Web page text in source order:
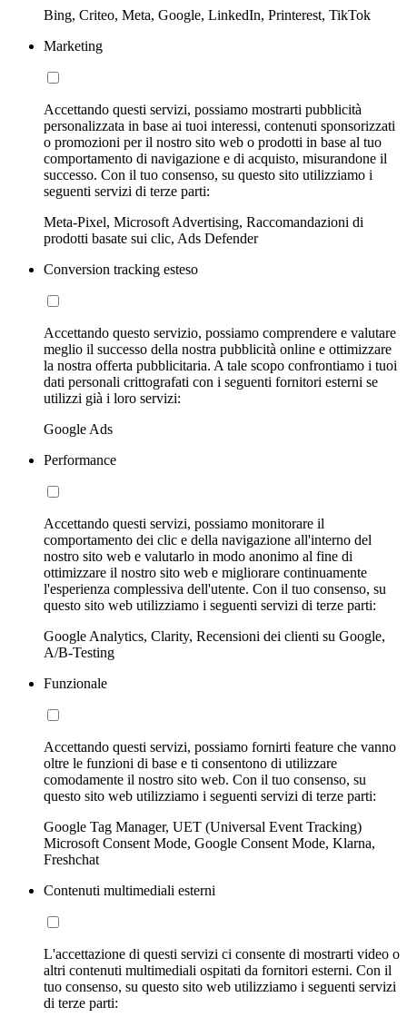
Bing, Criteo, Meta, Google, LinkedIn, Printerest, TikTok
Marketing
Accettando questi servizi, possiamo mostrarti pubblicità
personalizzata in base ai tuoi interessi, contenuti sponsorizzati
o promozioni per il nostro sito web o prodotti in base al tuo
comportamento di navigazione e di acquisto, misurandone il
successo. Con il tuo consenso, su questo sito utilizziamo i
seguenti servizi di terze parti:
Meta-Pixel, Microsoft Advertising, Raccomandazioni di
prodotti basate sui clic, Ads Defender
Conversion tracking esteso
Accettando questo servizio, possiamo comprendere e valutare
meglio il successo della nostra pubblicità online e ottimizzare
la nostra offerta pubblicitaria. A tale scopo confrontiamo i tuoi
dati personali crittografati con i seguenti fornitori esterni se
utilizzi già i loro servizi:
Google Ads
Performance
Accettando questi servizi, possiamo monitorare il
comportamento dei clic e della navigazione all'interno del
nostro sito web e valutarlo in modo anonimo al fine di
ottimizzare il nostro sito web e migliorare continuamente
l'esperienza complessiva dell'utente. Con il tuo consenso, su
questo sito web utilizziamo i seguenti servizi di terze parti:
Google Analytics, Clarity, Recensioni dei clienti su Google,
A/B-Testing
Funzionale
Accettando questi servizi, possiamo fornirti feature che vanno
oltre le funzioni di base e ti consentono di utilizzare
comodamente il nostro sito web. Con il tuo consenso, su
questo sito web utilizziamo i seguenti servizi di terze parti:
Google Tag Manager, UET (Universal Event Tracking)
Microsoft Consent Mode, Google Consent Mode, Klarna,
Freshchat
Contenuti multimediali esterni
L'accettazione di questi servizi ci consente di mostrarti video o
altri contenuti multimediali ospitati da fornitori esterni. Con il
tuo consenso, su questo sito web utilizziamo i seguenti servizi
di terze parti: